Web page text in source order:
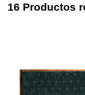
16 Productos